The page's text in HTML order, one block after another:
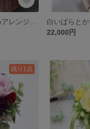
22,000円
残り1点